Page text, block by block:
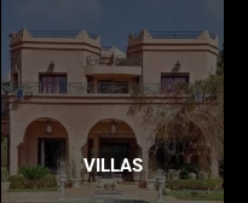
VILLAS